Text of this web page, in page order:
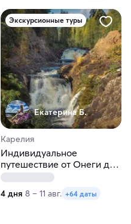
Экскурсионные туры
Екатерина Б.
Карелия
Индивидуальное
путешествие от Онеги до
Ладоги в любые даты
4 дня 8 – 11 авг. +64 даты